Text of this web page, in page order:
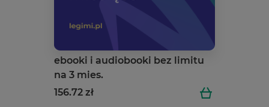
ebooki i audiobooki bez limitu
na 3 mies.
156.72 zł